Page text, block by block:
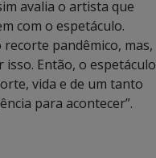
avalia o artista que
com o espetáculo.
pandêmico, mas,
Então, o espetáculo
vida e de um tanto
para acontecer”.